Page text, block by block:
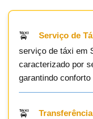
Serviço de
serviço de táxi em
caracterizado por
garantindo